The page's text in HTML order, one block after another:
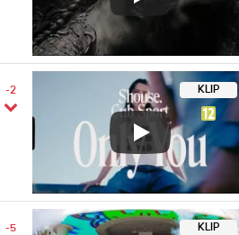
-2 KLIP
-5 KLIP